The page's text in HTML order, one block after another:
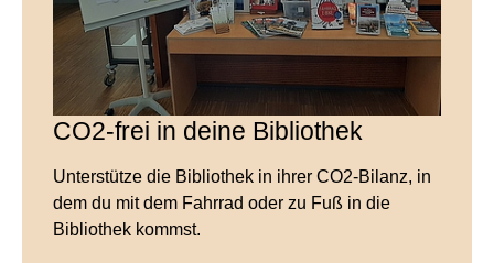
CO2-frei in deine Bibliothek
Unterstütze die Bibliothek in ihrer CO2-Bilanz, in
dem du mit dem Fahrrad oder zu Fuß in die
Bibliothek kommst.